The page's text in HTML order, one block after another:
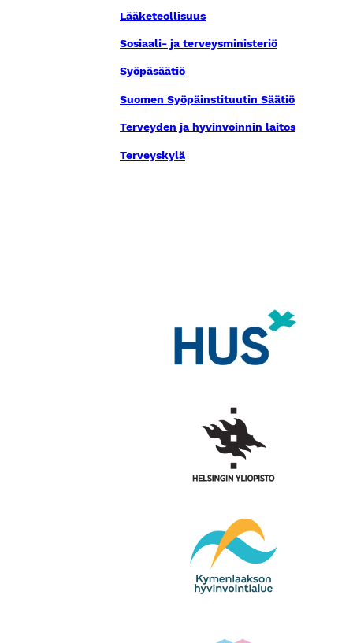
Lääketeollisuus
Sosiaali- ja terveysministeriö
Syöpäsäätiö
Suomen Syöpäinstituutin Säätiö
Terveyden ja hyvinvoinnin laitos
Terveyskylä